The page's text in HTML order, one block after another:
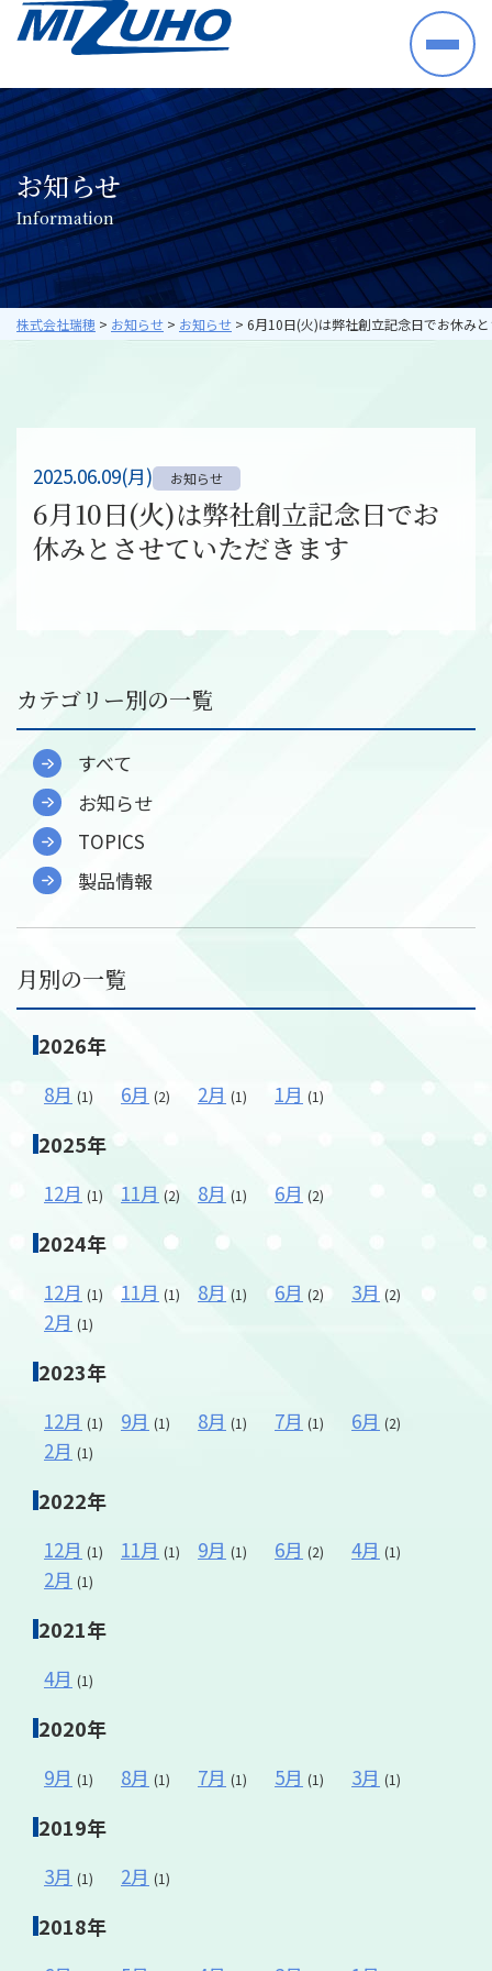
HOME
事業案内
半導体・電子部品・材料
産業機械・制御機器
空調機器・住宅設備機器
プラントシステム
海外ビジネス
取り扱いメーカー
研修・教育について
社員インタビュー
募集要項
会社組織図
事業所一覧
決算公告
環境への取り組み
CSR
お知らせ
プライバシーポリシー
お知らせ
Information
株式会社瑞穂 > お知らせ > お知らせ > 6月10日(火)は弊社創立記念日でお休み
2025.06.09(月) お知らせ
6月10日(火)は弊社創立記念日でお
休みとさせていただきます
カテゴリー別の一覧
すべて
お知らせ
TOPICS
製品情報
月別の一覧
2026年
8月 (1) 6月 (2) 2月 (1) 1月 (1)
2025年
12月 (1) 11月 (2) 8月 (1) 6月 (2)
2024年
12月 (1) 11月 (1) 8月 (1) 6月 (2) 3月 (2)
2月 (1)
2023年
12月 (1) 9月 (1) 8月 (1) 7月 (1) 6月 (2)
2月 (1)
2022年
12月 (1) 11月 (1) 9月 (1) 6月 (2) 4月 (1)
2月 (1)
2021年
4月 (1)
2020年
9月 (1) 8月 (1) 7月 (1) 5月 (1) 3月 (1)
2019年
3月 (1) 2月 (1)
2018年